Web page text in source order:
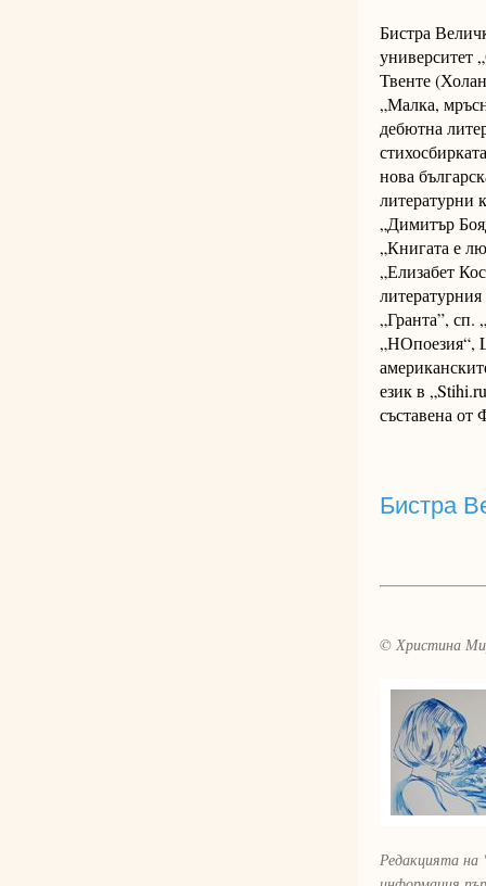
Бистра
университет
Твенте
„Малка,
дебютна
нова
литературни
„Димитър
„Книгата е
„Елизабет
„Гранта”,
„НОпоезия“,
език в
съставена
Бистра
© Христина
Редакцията на